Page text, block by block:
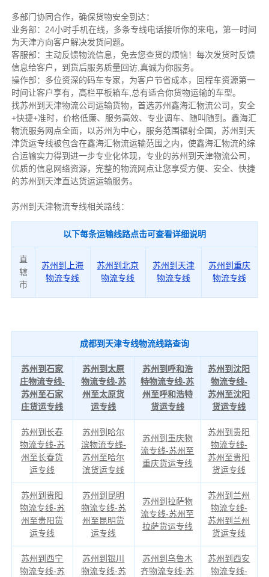
多部门协同合作，确保货物安全到达：
业务部：24小时手机在线，多条专线电话接听你的来电，第一时间
为天津方向客户解决发货问题。
客服部：主动反馈物流信息，免去您查货的烦恼！每次发货时反馈
信息给客户，到货后服务质量回访,真诚为你服务。
操作部：多位资深的码车专家，为客户节省成本，回程车资源第一
时间让客户享有，高栏平板箱车,总有适合你货物运输的车型。
找苏州到天津物流公司运输货物，首选苏州鑫海汇物流公司，安全
+快捷+准时，价格低廉、服务高效、专业调车、随叫随到。鑫海汇
物流服务网点全面，以苏州为中心，服务范围辐射全国，苏州到天
津货运专线被包含在鑫海汇物流运输范围之内，使鑫海汇物流的综
合运输实力得到进一步专业化体现，专业的苏州到天津物流公司，
优质的信息网络资源，完整的物流网点让您享受方便、安全、快捷
的苏州到天津直达货运运输服务。
苏州到天津物流专线相关路线：
以下每条运输线路点击可查看详细说明
直
辖
市
苏州到上海
物流专线
苏州到北京
物流专线
苏州到天津
物流专线
苏州到重庆
物流专线
成都到天津专线物流线路查询
苏州到石家
庄物流专线-
苏州至石家
庄货运专线
苏州到太原
物流专线-苏
州至太原货
运专线
苏州到呼和浩
特物流专线-苏
州至呼和浩特
货运专线
苏州到沈阳
物流专线-
苏州至沈阳
货运专线
苏州到长春
物流专线-苏
州至长春货
运专线
苏州到哈尔
滨物流专线-
苏州至哈尔
滨货运专线
苏州到重庆物
流专线-苏州至
重庆货运专线
苏州到贵阳
物流专线-
苏州至贵阳
货运专线
苏州到贵阳
物流专线-苏
州至贵阳货
运专线
苏州到昆明
物流专线-苏
州至昆明货
运专线
苏州到拉萨物
流专线-苏州至
拉萨货运专线
苏州到兰州
物流专线-
苏州到兰州
货运专线
苏州到西宁
物流专线-苏
苏州到银川
物流专线-苏
苏州到乌鲁木
齐物流专线-苏
苏州到西安
物流专线-